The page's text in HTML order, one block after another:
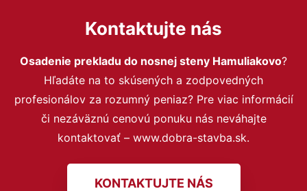
Kontaktujte nás
Osadenie prekladu do nosnej steny Hamuliakovo?
Hľadáte na to skúsených a zodpovedných
profesionálov za rozumný peniaz? Pre viac informácií
či nezáväznú cenovú ponuku nás neváhajte
kontaktovať – www.dobra-stavba.sk.
KONTAKTUJTE NÁS